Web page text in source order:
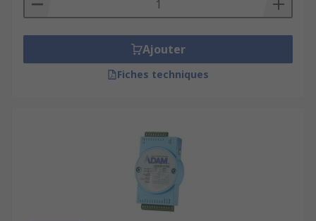
Ajouter
Fiches techniques